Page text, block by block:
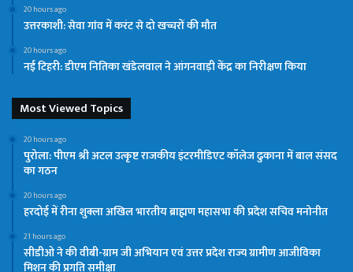
20 hours ago
उत्तरकाशी: सेवा गांव में करंट से दो खच्चरों की मौत
20 hours ago
नई टिहरी: डीएम नितिका खंडेलवाल ने आंगनवाड़ी केंद्र का निरीक्षण किया
Most Viewed Topics
20 hours ago
पुरोला: पीएम श्री अटल उत्कृष्ट राजकीय इंटरमीडिएट कॉलेज ढुकाना में बाल संसद
का गठन
20 hours ago
हरदोई में रीना शुक्ला अखिल भारतीय ब्राह्मण महासभा की प्रदेश सचिव मनोनीत
21 hours ago
सीडीओ ने की वीबी-ग्राम जी अभियान एवं उत्तर प्रदेश राज्य ग्रामीण आजीविका
मिशन की प्रगति समीक्षा